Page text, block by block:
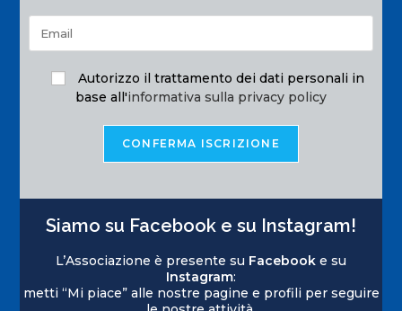
Autorizzo il trattamento dei dati personali in
base all'informativa sulla privacy policy
Siamo su Facebook e su Instagram!
L’Associazione è presente su Facebook e su
Instagram:
metti “Mi piace” alle nostre pagine e profili per seguire